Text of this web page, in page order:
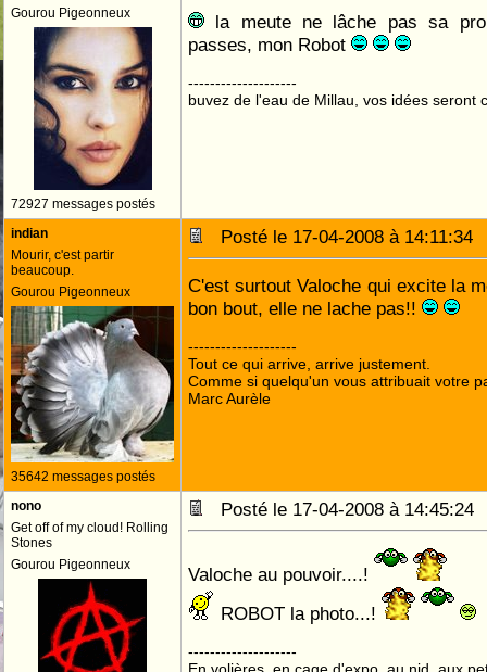
Gourou Pigeonneux
72927 messages postés
la meute ne lâche pas sa
passes, mon Robot
--------------------
buvez de l'eau de Millau, vos idées seront
indian
Mourir, c'est partir
beaucoup.
Gourou Pigeonneux
35642 messages postés
Posté le 17-04-2008 à
C'est surtout Valoche qui excite la
bon bout, elle ne lache pas!!
--------------------
Tout ce qui arrive, arrive justement.
Comme si quelqu'un vous attribuait votre
Marc Aurèle
nono
Get off of my cloud! Rolling
Stones
Gourou Pigeonneux
Posté le 17-04-2008 à
Valoche au pouvoir....!
ROBOT la photo...!
--------------------